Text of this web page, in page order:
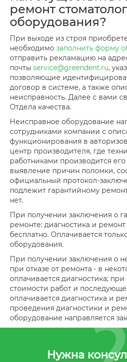
ремонт
оборудования?
При выходе из строя
необходимо заполнить форму
отправить рекламацию на
почты service@greendent.ru,
позволяющие
договор в системе, а также
неисправность. Далее с вами
Отдела качества.
Неисправное оборудование
сотрудниками компании с
функционирования в
центр производителя, где
работниками производится его
выявление причин поломки,
официальный протокол-
подлежит гарантийному
нет.
При получении заключения о
ремонте: диагностика и
бесплатно. Оплачивается
оборудования.
При получении заключения о
при отказе от ремонта - в
оплачивается диагностика;
стоимости работ и
оплачивается диагностика и
проведения диагностики и
оборудование направляется
Нужна